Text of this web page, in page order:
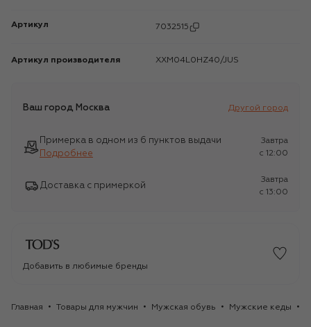
Артикул 7032515
Артикул производителя XXM04L0HZ40/JUS
Ваш город Москва Другой город
Примерка в одном из 6 пунктов выдачи
Подробнее
Завтра
c 12:00
Доставка с примеркой
Завтра
c 13:00
Добавить в любимые бренды
Главная Товары для мужчин Мужская обувь Мужские кеды